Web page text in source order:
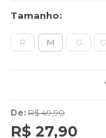
Tamanho:
P M G
De: R$ 49,90
R$ 27,90